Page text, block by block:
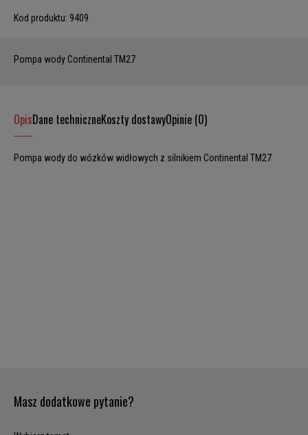
Kod produktu: 9409
Pompa wody Continental TM27
OpisDane techniczneKoszty dostawyOpinie (0)
Pompa wody do wózków widłowych z silnikiem Continental TM27
Masz dodatkowe pytanie?